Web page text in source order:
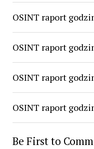
OSINT raport
OSINT raport
OSINT raport
OSINT raport
Be First to